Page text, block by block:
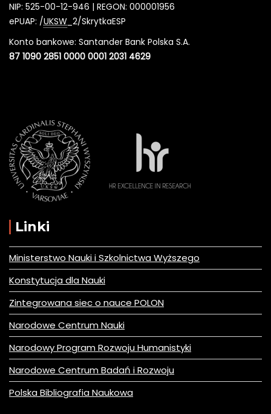
NIP: 525-00-12-946 | REGON: 000001956
ePUAP: /UKSW _2/SkrytkaESP
Konto bankowe: Santander Bank Polska S.A.
87 1090 2851 0000 0001 2031 4629
Linki
Ministerstwo Nauki i Szkolnictwa Wyższego
Konstytucja dla Nauki
Zintegrowana siec o nauce POLON
Narodowe Centrum Nauki
Narodowy Program Rozwoju Humanistyki
Narodowe Centrum Badań i Rozwoju
Polska Bibliografia Naukowa